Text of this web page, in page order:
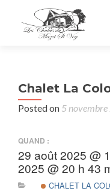
Chalet La
Posted on 5
QUAND :
29 août 2025 @
2025 @ 20 h 43
CHALET LA